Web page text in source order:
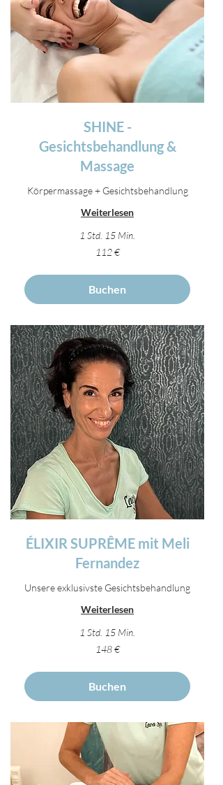
SHINE -
Gesichtsbehandlung &
Massage
Körpermassage + Gesichtsbehandlung
Weiterlesen
1 Std. 15 Min.
112 €
Buchen
ÉLIXIR SUPRÊME mit Meli
Fernandez
Unsere exklusivste Gesichtsbehandlung
Weiterlesen
1 Std. 15 Min.
148 €
Buchen